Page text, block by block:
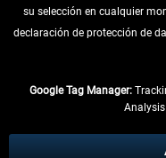
DESISTIR DEL
INFORMACIÓN
tasas de
su selección en cualquier
declaración de protección de
Google Tag Manager:
Analysis